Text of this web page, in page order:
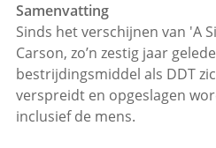
Samenvatting
Sinds het verschijnen van 'A
Carson, zo’n zestig jaar
bestrijdingsmiddel als DDT
verspreidt en opgeslagen
inclusief de mens.